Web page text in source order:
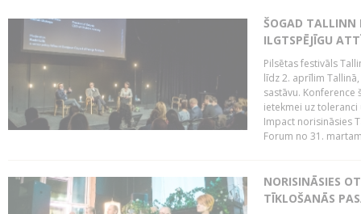
ŠOGAD TALLINN
ILGTSPĒJĪGU
Pilsētas festivāls
līdz 2. aprīlim
sastāvu.
ietekmei uz
Impact norisināsies
Forum no 31.
NORISINĀSIES
TĪKLOŠANĀS